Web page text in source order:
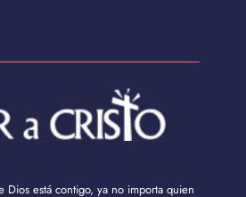
está contigo, ya no importa quien